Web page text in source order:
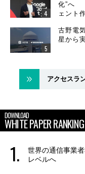
化”へ
ェント
古野電
星から
アクセスラ
DOWNLOAD
WHITE PAPER RANKING
世界の通信事業
レベルへ